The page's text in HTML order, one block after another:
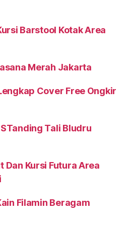
Barstool Kotak Area
Merah Jakarta
Cover Free Ongkir
Tali Bludru
Dan Kursi Futura Area
Filamin Beragam